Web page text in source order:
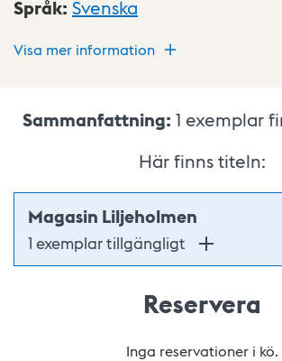
Språk: Svenska
Visa mer information
Sammanfattning: 1 exemplar
Här finns titeln:
Magasin Liljeholmen
1 exemplar tillgängligt
Reservera
Inga reservationer i kö.